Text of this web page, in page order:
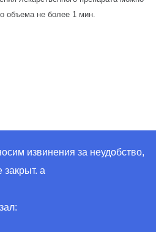
объема не более 1 мин.
извинения за неудобство,
а